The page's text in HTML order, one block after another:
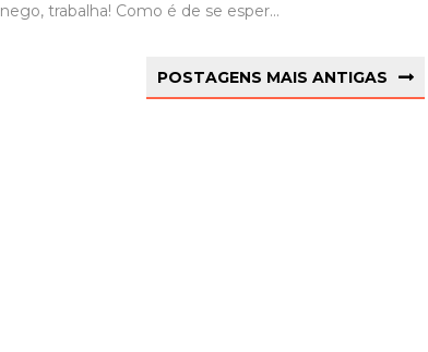
nego, trabalha! Como é de se esper...
POSTAGENS MAIS ANTIGAS